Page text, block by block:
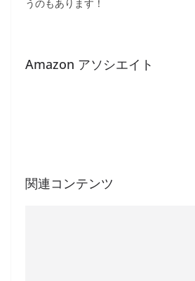
うのもあります！
Amazon アソシエイト
関連コンテンツ